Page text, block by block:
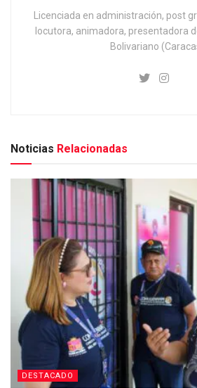
Licenciada en administración, post
locutora, animadora, presentadora
Bolivariano
Noticias Relacionadas
DESTACADO